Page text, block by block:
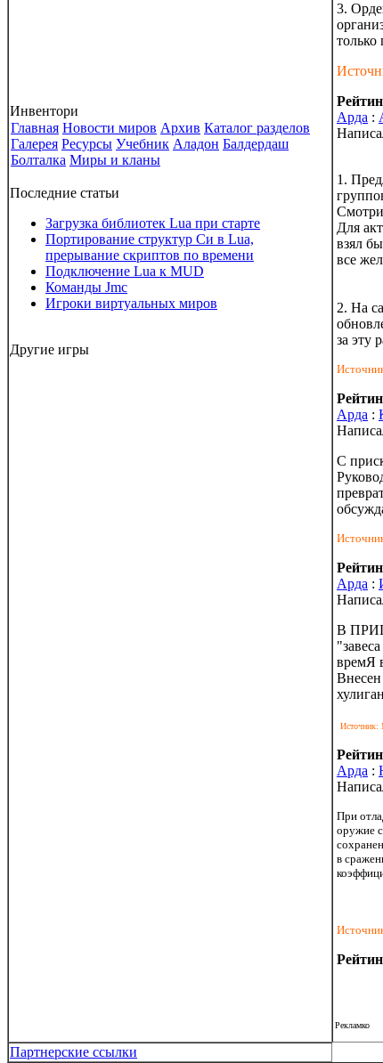
Инвентори
Главная Новости миров Архив Каталог разделов
Галерея Ресурсы Учебник Аладон Балдердаш
Болталка Миры и кланы
Последние статьи
Загрузка библиотек Lua при старте
Портирование структур Си в Lua,
прерывание скриптов по времени
Подключение Lua к MUD
Команды Jmc
Игроки виртуальных миров
Другие игры
3.
только
Арда :
1.
Для
взял
все
2. На
за эту
Арда :
С
Арда :
В
времЯ
Арда :
При
оружие
в
Рекламко
Партнерские ссылки